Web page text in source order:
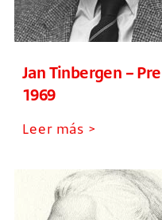
Jan Tinbergen –
1969
Leer más >